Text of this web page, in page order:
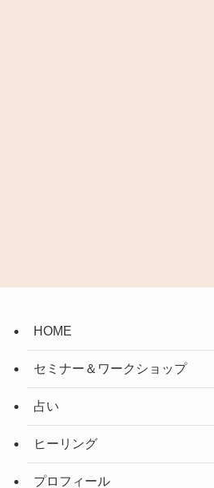
HOME
セミナー＆ワークショップ
占い
ヒーリング
プロフィール